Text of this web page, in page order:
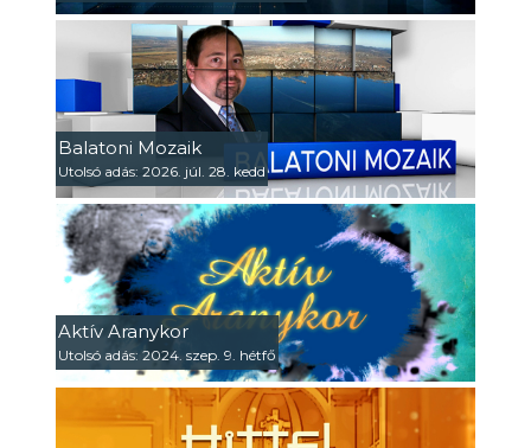
Balatoni Mozaik
Utolsó adás: 2026. júl. 28. kedd
Aktív Aranykor
Utolsó adás: 2024. szep. 9. hétfő